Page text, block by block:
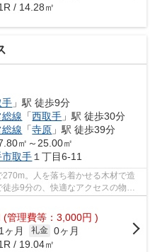
/ 14.28㎡
手 」駅 徒歩9分
線 「西取手 」駅 徒歩30分
線 「寺原 」駅 徒歩39分
㎡～25.00㎡
市取手 １丁目6-11
。人を落ち着かせる木材で造
歩9分の、快適なアクセスの物件
...
(管理費等：3,000円 )
1ヶ月 礼金 0ヶ月
/ 19.04㎡